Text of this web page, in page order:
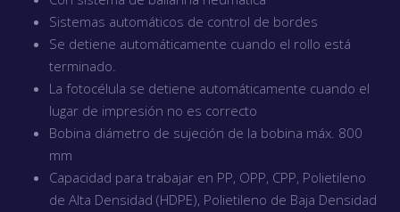
Sistemas automáticos de control de bordes
Se detiene automáticamente cuando el rollo está
terminado.
La fotocélula se detiene automáticamente cuando el
lugar de impresión no es correcto
Bobina diámetro de sujeción de la bobina máx. 800
mm
Capacidad para trabajar en PP, OPP, CPP, Polietileno
de Alta Densidad (HDPE), Polietileno de Baja Densidad